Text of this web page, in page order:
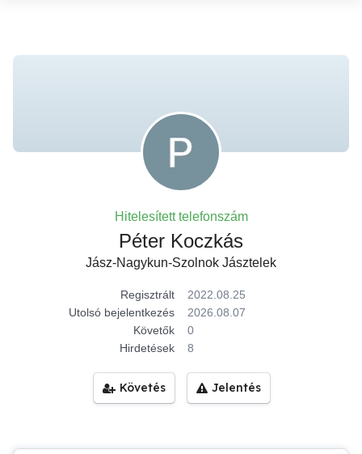
Hitelesített telefonszám
Péter Koczkás
Jász-Nagykun-Szolnok Jásztelek
Regisztrált
2022.08.25
Utolsó bejelentkezés
2026.08.07
Követők
0
Hirdetések
8
Követés Jelentés